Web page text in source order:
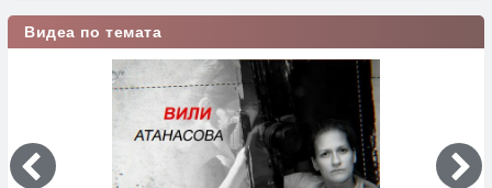
Видеа по темата